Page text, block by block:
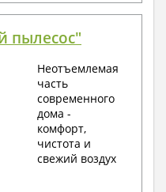
пылесос"
Неотъемлемая
часть
современного
дома -
комфорт,
чистота и
свежий воздух